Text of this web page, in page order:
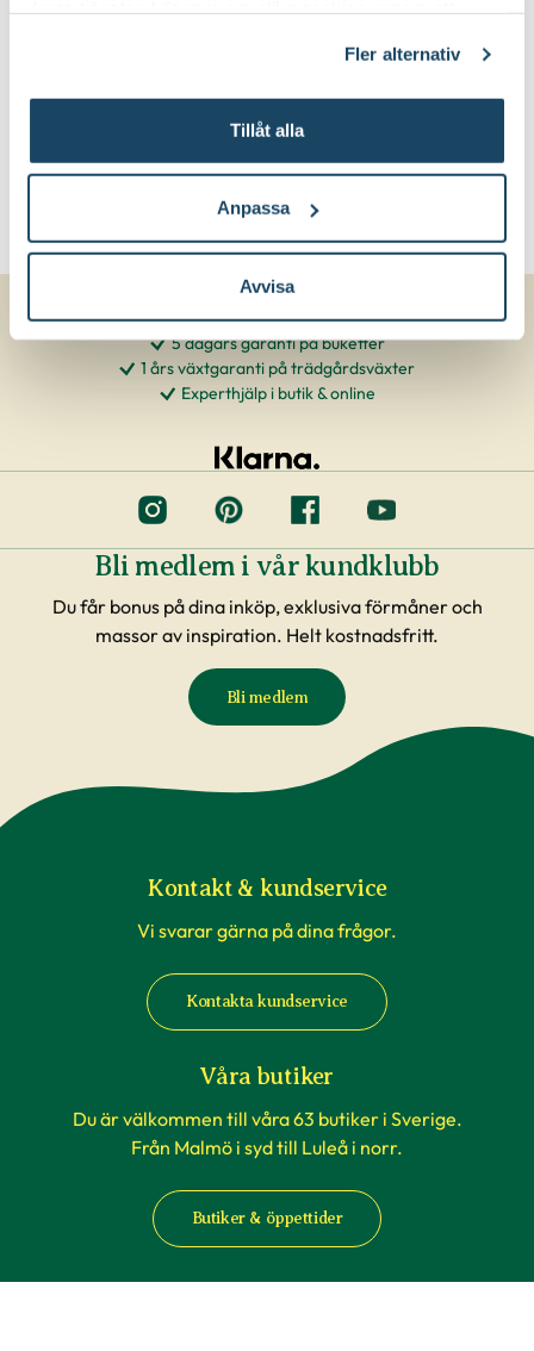
Fler alternativ
Tillåt alla
Anpassa
Avvisa
5 dagars garanti på buketter
1 års växtgaranti på trädgårdsväxter
Experthjälp i butik & online
Bli medlem i vår kundklubb
Du får bonus på dina inköp, exklusiva förmåner och
massor av inspiration. Helt kostnadsfritt.
Bli medlem
Kontakt & kundservice
Vi svarar gärna på dina frågor.
Kontakta kundservice
Våra butiker
Du är välkommen till våra 63 butiker i Sverige.
Från Malmö i syd till Luleå i norr.
Butiker & öppettider